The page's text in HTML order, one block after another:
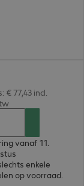
€ 77,43 incl.
vanaf 11.
enkele
op voorraad.